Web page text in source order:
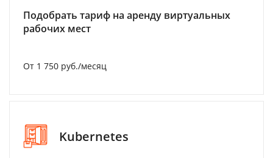
Подобрать тариф на аренду виртуальных
рабочих мест
От 1 750 руб./месяц
Kubernetes